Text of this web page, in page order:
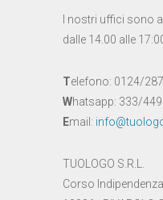
I nostri uffici sono
dalle 14.00 alle
Telefono: 0124/
Whatsapp: 333/
Email:
TUOLOGO S.R.L.
Corso